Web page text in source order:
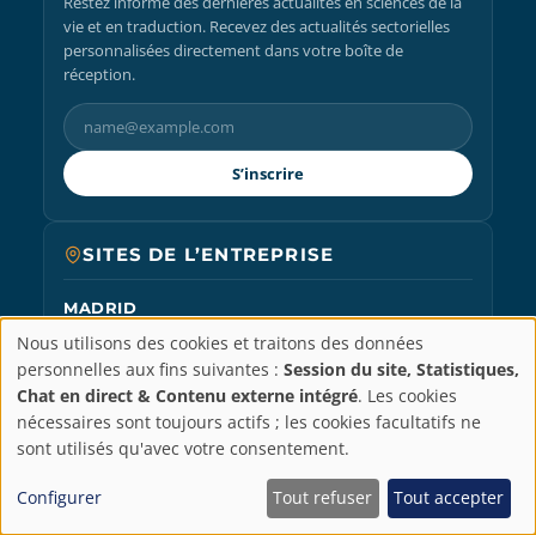
vie et en traduction. Recevez des actualités sectorielles
personnalisées directement dans votre boîte de
réception.
S’inscrire
SITES DE L’ENTREPRISE
MADRID
+34 91 198 14 01
Castellana Business Center
C/ Paseo de la Castellana 40, 8th floor,
28046, Madrid
PARIS
128 Rue La Boétie
75008 Paris
Paramètres
de
confidentialité
Nous utilisons des cookies et traitons des données
personnelles aux fins suivantes : Session du site, Statistiques,
Chat en direct & Contenu externe intégré. Les cookies
nécessaires sont toujours actifs ; les cookies facultatifs ne
sont utilisés qu'avec votre consentement.
Configurer Tout refuser Tout accepter